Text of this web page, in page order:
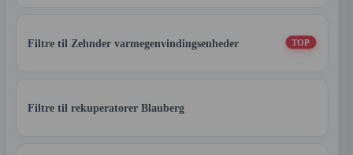
Filtre til Zehnder varmegenvindingsenheder TOP
Filtre til rekuperatorer Blauberg